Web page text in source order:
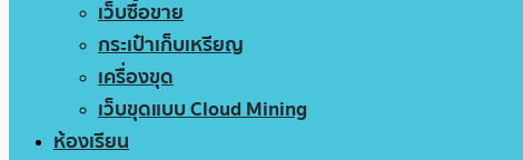
เว็บซื้อขาย
กระเป๋าเก็บเหรียญ
เครื่องขุด
เว็บขุดแบบ Cloud Mining
ห้องเรียน